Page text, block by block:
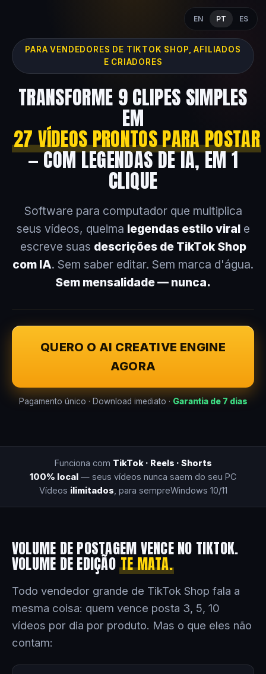
EN PT ES
PARA VENDEDORES DE TIKTOK SHOP, AFILIADOS
E CRIADORES
TRANSFORME 9 CLIPES SIMPLES
EM
27 VÍDEOS PRONTOS PARA POSTAR
— COM LEGENDAS DE IA, EM 1
CLIQUE
Software para computador que multiplica
seus vídeos, queima legendas estilo virale
escreve suas descrições de TikTok Shop
com IA. Sem saber editar. Sem marca d'água.
Sem mensalidade — nunca.
QUERO O AI CREATIVE ENGINE
AGORA
Pagamento único · Download imediato · Garantia de 7 dias
Funciona com TikTok · Reels · Shorts
100% local — seus vídeos nunca saem do seu PC
Vídeos ilimitados , para sempreWindows 10/11
VOLUME DE POSTAGEM VENCE NO TIKTOK.
VOLUME DE EDIÇÃOTE MATA.
Todo vendedor grande de TikTok Shop fala a
mesma coisa: quem vence posta 3, 5, 10
vídeos por dia por produto. Mas o que eles não
contam: